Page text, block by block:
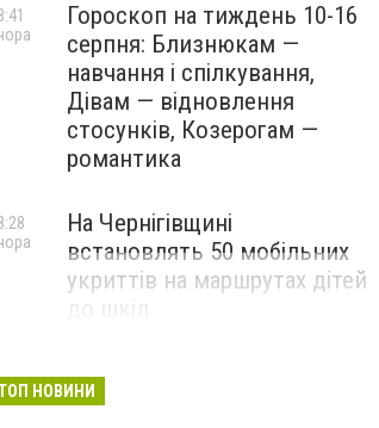
Гороскоп на тиждень 10-16
серпня: Близнюкам —
навчання і спілкування,
Дівам — відновлення
стосунків, Козерогам —
романтика
На Чернігівщині
встановлять 50 мобільних
укриттів на маршрутах дітей
НОВИНИ